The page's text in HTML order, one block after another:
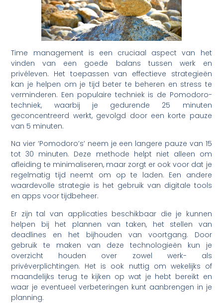
Time management is een cruciaal aspect van het
vinden van een goede balans tussen werk en
privéleven. Het toepassen van effectieve strategieën
kan je helpen om je tijd beter te beheren en stress te
verminderen. Een populaire techniek is de Pomodoro-
techniek, waarbij je gedurende 25 minuten
geconcentreerd werkt, gevolgd door een korte pauze
van 5 minuten.
Na vier ‘Pomodoro’s’ neem je een langere pauze van 15
tot 30 minuten. Deze methode helpt niet alleen om
afleiding te minimaliseren, maar zorgt er ook voor dat je
regelmatig tijd neemt om op te laden. Een andere
waardevolle strategie is het gebruik van digitale tools
en apps voor tijdbeheer.
Er zijn tal van applicaties beschikbaar die je kunnen
helpen bij het plannen van taken, het stellen van
deadlines en het bijhouden van voortgang. Door
gebruik te maken van deze technologieën kun je
overzicht houden over zowel werk- als
privéverplichtingen. Het is ook nuttig om wekelijks of
maandelijks terug te kijken op wat je hebt bereikt en
waar je eventueel verbeteringen kunt aanbrengen in je
planning.